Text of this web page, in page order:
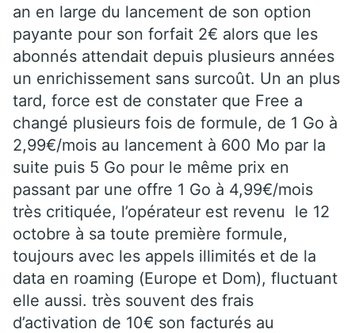
an en large du lancement de son option
payante pour son forfait 2€ alors que les
abonnés attendait depuis plusieurs années
un enrichissement sans surcoût. Un an plus
tard, force est de constater que Free a
changé plusieurs fois de formule, de 1 Go à
2,99€/mois au lancement à 600 Mo par la
suite puis 5 Go pour le même prix en
passant par une offre 1 Go à 4,99€/mois
très critiquée, l’opérateur est revenu le 12
octobre à sa toute première formule,
toujours avec les appels illimités et de la
data en roaming (Europe et Dom), fluctuant
elle aussi. très souvent des frais
d’activation de 10€ son facturés au